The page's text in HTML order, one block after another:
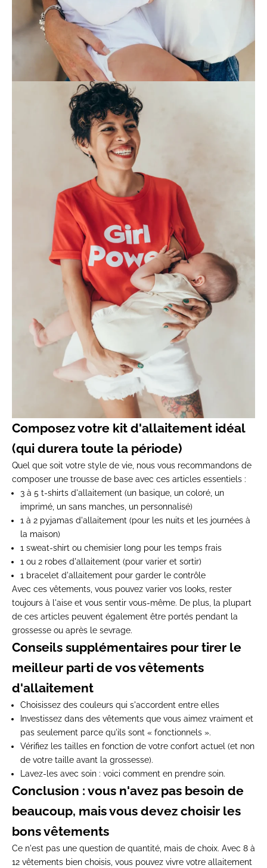
Composez votre kit d'allaitement idéal
(qui durera toute la période)
Quel que soit votre style de vie, nous vous recommandons de
composer une trousse de base avec ces articles essentiels :
3 à 5 t-shirts d'allaitement (un basique, un coloré, un
imprimé, un sans manches, un personnalisé)
1 à 2 pyjamas d'allaitement (pour les nuits et les journées à
la maison)
1 sweat-shirt ou chemisier long pour les temps frais
1 ou 2 robes d'allaitement (pour varier et sortir)
1 bracelet d'allaitement pour garder le contrôle
Avec ces vêtements, vous pouvez varier vos looks, rester
toujours à l'aise et vous sentir vous-même. De plus, la plupart
de ces articles peuvent également être portés pendant la
grossesse ou après le sevrage.
Conseils supplémentaires pour tirer le
meilleur parti de vos vêtements
d'allaitement
Choisissez des couleurs qui s'accordent entre elles
Investissez dans des vêtements que vous aimez vraiment et
pas seulement parce qu'ils sont « fonctionnels ».
Vérifiez les tailles en fonction de votre confort actuel (et non
de votre taille avant la grossesse).
Lavez-les avec soin : voici comment en prendre soin.
Conclusion : vous n'avez pas besoin de
beaucoup, mais vous devez choisir les
bons vêtements
Ce n'est pas une question de quantité, mais de choix. Avec 8 à
12 vêtements bien choisis, vous pouvez vivre votre allaitement